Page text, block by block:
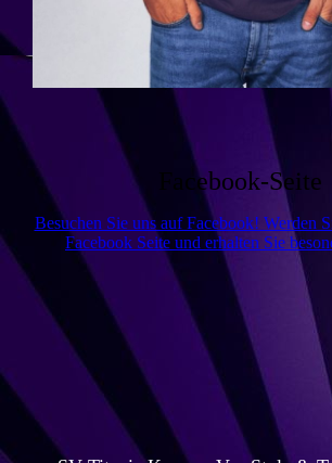
Facebook-Seite
Besuchen Sie uns auf Facebook! Werden
Facebook Seite und erhalten Sie